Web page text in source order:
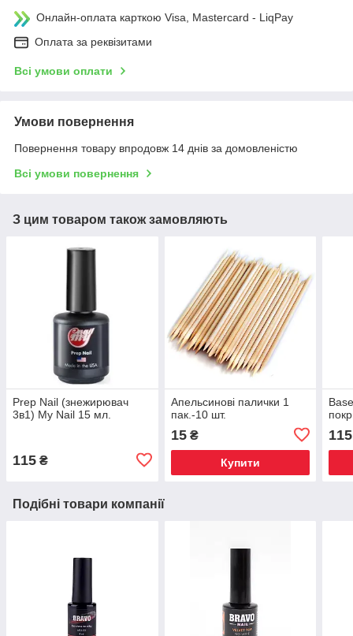
Онлайн-оплата карткою Visa, Mastercard - LiqPay
Оплата за реквізитами
Всі умови оплати
Умови повернення
Повернення товару впродовж 14 днів за домовленістю
Всі умови повернення
З цим товаром також замовляють
Prep Nail (знежирювач
3в1) My Nail 15 мл.
115 ₴
Апельсинові палички 1
пак.-10 шт.
15₴
Купити
115
Подібні товари компанії